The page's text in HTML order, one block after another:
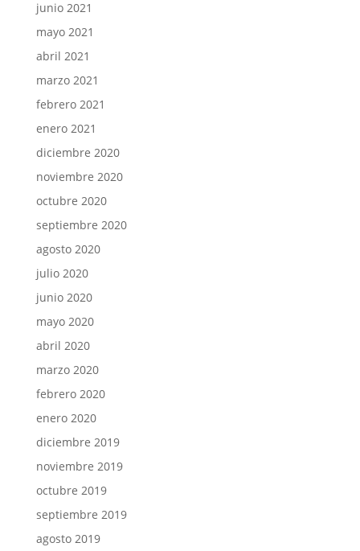
junio 2021
mayo 2021
abril 2021
marzo 2021
febrero 2021
enero 2021
diciembre 2020
noviembre 2020
octubre 2020
septiembre 2020
agosto 2020
julio 2020
junio 2020
mayo 2020
abril 2020
marzo 2020
febrero 2020
enero 2020
diciembre 2019
noviembre 2019
octubre 2019
septiembre 2019
agosto 2019